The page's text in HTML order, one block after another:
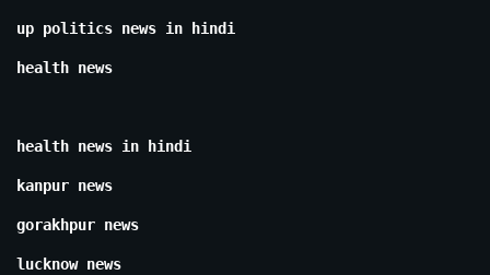
up politics news in hindi
health news
health news in hindi
kanpur news
gorakhpur news
lucknow news